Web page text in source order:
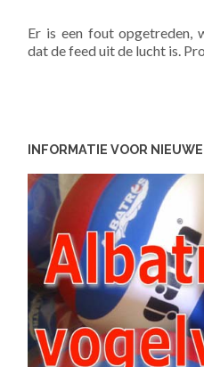
Er is een fout opgetreden,
dat de feed uit de lucht is.
INFORMATIE VOOR